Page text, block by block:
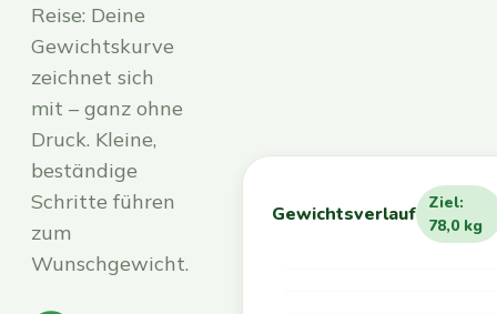
Reise: Deine
Gewichtskurve
zeichnet sich
mit – ganz ohne
Druck. Kleine,
beständige
Schritte führen
zum
Wunschgewicht.
Gewichtsverlauf
Ziel:
78,0 kg